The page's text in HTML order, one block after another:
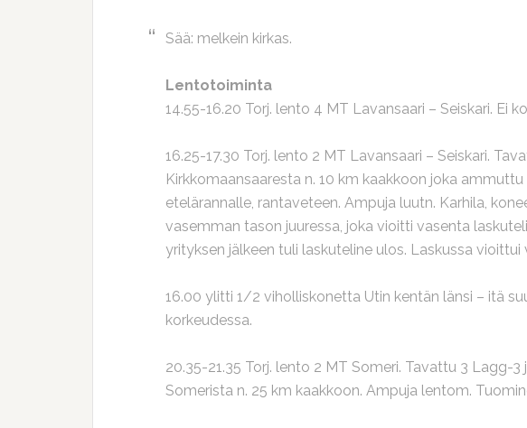
Sää: melkein kirkas.
Lentotoiminta
14.55-16.20 Torj. lento 4 MT Lavansaari – Seiskari. Ei
16.25-17.30 Torj. lento 2 MT Lavansaari – Seiskari.
Kirkkomaansaaresta n. 10 km kaakkoon joka
etelärannalle, rantaveteen. Ampuja luutn. Karhila,
vasemman tason juuressa, joka vioitti vasenta
yrityksen jälkeen tuli laskuteline ulos. Laskussa vioittui
16.00 ylitti 1/2 viholliskonetta Utin kentän länsi – itä
korkeudessa.
20.35-21.35 Torj. lento 2 MT Someri. Tavattu 3 Lagg-
Somerista n. 25 km kaakkoon. Ampuja lentom.